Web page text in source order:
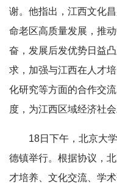
谢。他指出，江西文化
命老区高质量发展，推
奋，发展后发优势日益
求，加强与江西在人才
化研究等方面的合作交
度，为江西区域经济社
18日下午，北京大
德镇举行。根据协议，
才培养、文化交流、学